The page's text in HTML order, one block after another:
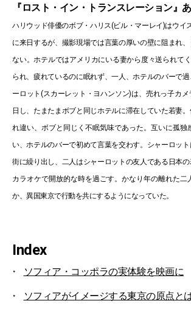
『ロスト・イン・トランスレーション』
ハリウッド俳優のボブ・ハリス(ビル・マーレイ)はウイ
に来日するが、撮影現場では言葉の厚いの壁に阻まれ
ない。ホテルではアメリカにいる妻から度々送られて
られ、疲れているのに眠れず、一人、ホテルのバーで
ーロット(スカーレット・ヨハンソン)は、売れっ子カ
日し、たまたまボブと同じホテルに滞在していた若妻
れ違い、ボブと同じく不眠気味であった。互いに孤独
い、ホテルのバーで初めて言葉を交わす。シャーロッ
街に繰り出し、二人はシャーロットの友人である日本
カラオケで開放的な時を過ごす。かなり年の離れた二
か、異国東京で行動を共にするようになっていた。
Index
ソフィア・コッポラの実体験を映画に
ソフィアがイメージする東京の原点と